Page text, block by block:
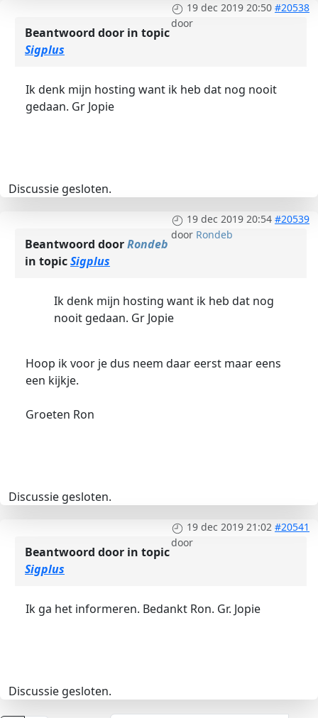
19 dec 2019 20:50 #20538
door
Beantwoord door in topic
Sigplus
Ik denk mijn hosting want ik heb dat nog nooit
gedaan. Gr Jopie
Discussie gesloten.
19 dec 2019 20:54 #20539
door Rondeb
Beantwoord doorRondeb
in topicSigplus
Ik denk mijn hosting want ik heb dat nog
nooit gedaan. Gr Jopie
Hoop ik voor je dus neem daar eerst maar eens
een kijkje.
Groeten Ron
Discussie gesloten.
19 dec 2019 21:02 #20541
door
Beantwoord door in topic
Sigplus
Ik ga het informeren. Bedankt Ron. Gr. Jopie
Discussie gesloten.